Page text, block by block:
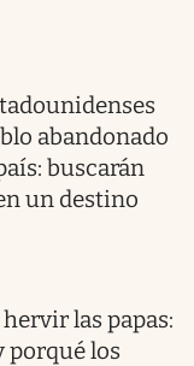
abandonado
buscarán
un destino
las papas:
porqué los